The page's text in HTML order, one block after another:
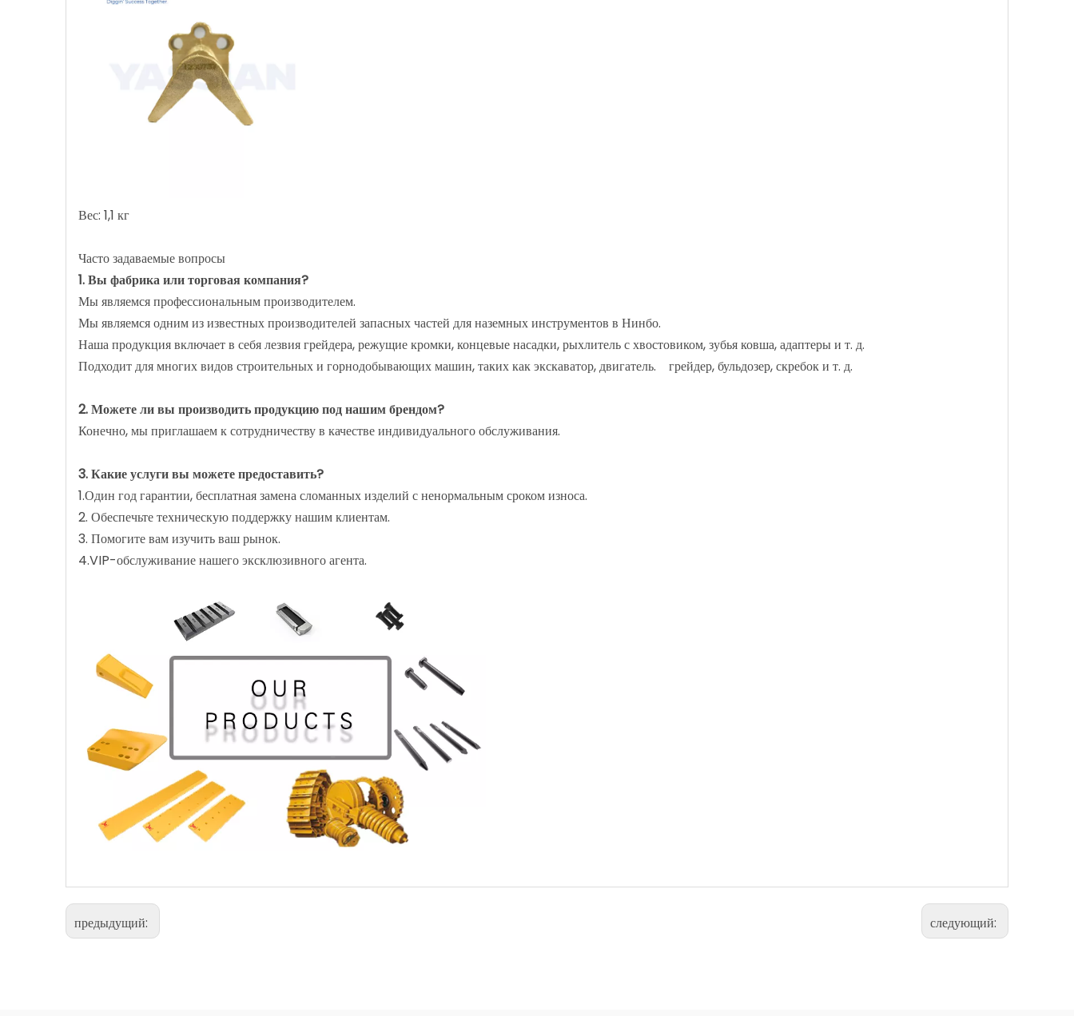
Вес: 1,1 кг
Часто задаваемые вопросы
1. Вы фабрика или торговая компания?
Мы являемся профессиональным производителем.
Мы являемся одним из известных производителей запасных частей для наземных инструментов в Нинбо.
Наша продукция включает в себя лезвия грейдера, режущие кромки, концевые насадки, рыхлитель с хвостовиком, зубья ковша, адаптеры и т. д.
Подходит для многих видов строительных и горнодобывающих машин, таких как экскаватор, двигатель. грейдер, бульдозер, скребок и т. д.
2. Можете ли вы производить продукцию под нашим брендом?
Конечно, мы приглашаем к сотрудничеству в качестве индивидуального обслуживания.
3. Какие услуги вы можете предоставить?
1.Один год гарантии, бесплатная замена сломанных изделий с ненормальным сроком износа.
2. Обеспечьте техническую поддержку нашим клиентам.
3. Помогите вам изучить ваш рынок.
4.VIP-обслуживание нашего эксклюзивного агента.
предыдущий: следующий: